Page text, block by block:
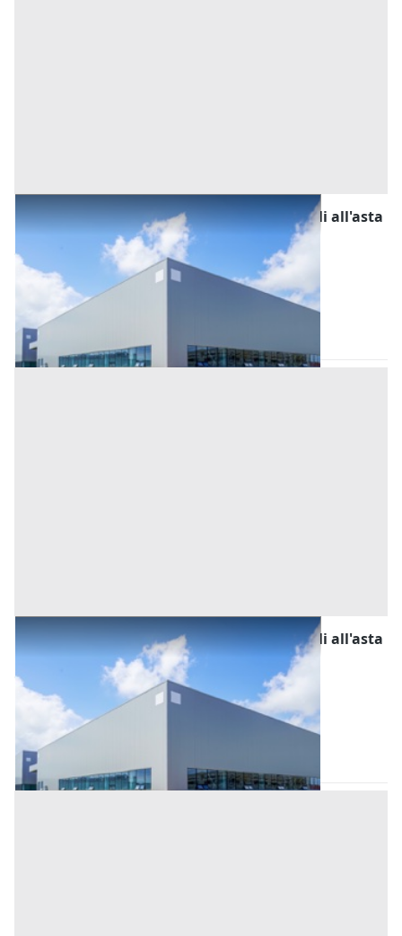
Fabbricati Costruiti per Esigenze Industriali all'asta
a Padova
(Padova)
Offerta minima
1.020.000 €
Codice asta:
Asta chiusa
Fabbricati Costruiti per Esigenze Industriali all'asta
a Padova
(Padova)
Offerta minima
1.260.000 €
Codice asta:
Asta chiusa